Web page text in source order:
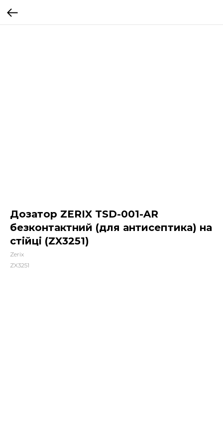
Дозатор ZERIX TSD-001-AR
безконтактний (для антисептика) на
стійці (ZX3251)
Zerix
ZX3251